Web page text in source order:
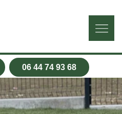
06 44 74 93 68